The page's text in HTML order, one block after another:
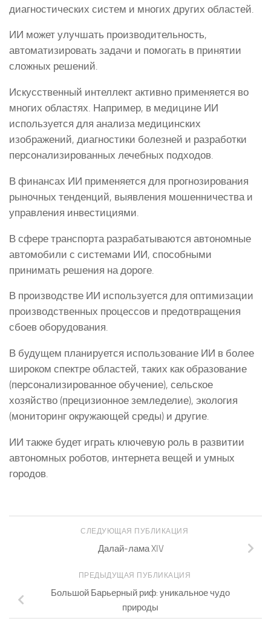
диагностических систем и многих других областей.
ИИ может улучшать производительность,
автоматизировать задачи и помогать в принятии
сложных решений.
Искусственный интеллект активно применяется во
многих областях. Например, в медицине ИИ
используется для анализа медицинских
изображений, диагностики болезней и разработки
персонализированных лечебных подходов.
В финансах ИИ применяется для прогнозирования
рыночных тенденций, выявления мошенничества и
управления инвестициями.
В сфере транспорта разрабатываются автономные
автомобили с системами ИИ, способными
принимать решения на дороге.
В производстве ИИ используется для оптимизации
производственных процессов и предотвращения
сбоев оборудования.
В будущем планируется использование ИИ в более
широком спектре областей, таких как образование
(персонализированное обучение), сельское
хозяйство (прецизионное земледелие), экология
(мониторинг окружающей среды) и другие.
ИИ также будет играть ключевую роль в развитии
автономных роботов, интернета вещей и умных
городов.
СЛЕДУЮЩАЯ ПУБЛИКАЦИЯ
Далай-лама XIV
ПРЕДЫДУЩАЯ ПУБЛИКАЦИЯ
Большой Барьерный риф: уникальное чудо
природы